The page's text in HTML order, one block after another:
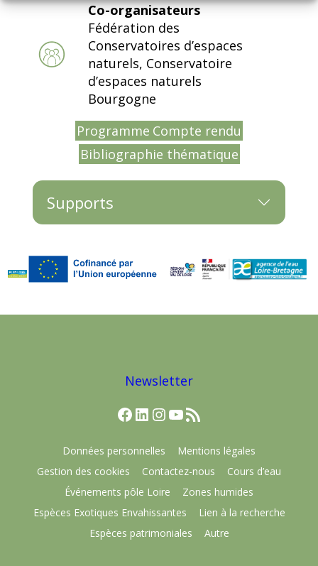
Co-organisateurs
Fédération des
Conservatoires d’espaces
naturels, Conservatoire
d’espaces naturels
Bourgogne
Programme Compte rendu
Bibliographie thématique
Supports
Newsletter
Facebook
LinkedIn
Instagram
YouTube
Flux RSS
Données personnelles
Mentions légales
Gestion des cookies
Contactez-nous
Cours d’eau
Événements pôle Loire
Zones humides
Espèces Exotiques Envahissantes
Lien à la recherche
Espèces patrimoniales
Autre